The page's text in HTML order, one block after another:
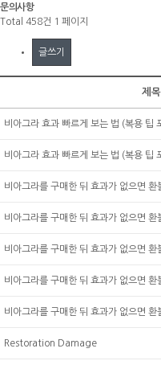
문의사항
Total 458건 1 페이지
글쓰기
제목
비아그라 효과 빠르게 보는 법 (복용 팁
비아그라 효과 빠르게 보는 법 (복용 팁
비아그라를 구매한 뒤 효과가 없으면 환
비아그라를 구매한 뒤 효과가 없으면 환
비아그라를 구매한 뒤 효과가 없으면 환
비아그라를 구매한 뒤 효과가 없으면 환
비아그라를 구매한 뒤 효과가 없으면 환
Restoration Damage